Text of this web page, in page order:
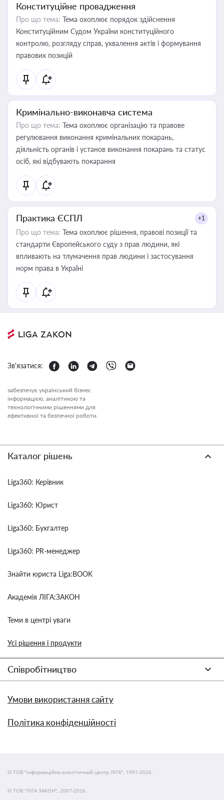
Конституційне провадження
Про що тема: Тема охоплює порядок здійснення
Конституційним Судом України конституційного
контролю, розгляду справ, ухвалення актів і формування
правових позицій
Кримінально-виконавча система
Про що тема: Тема охоплює організацію та правове
регулювання виконання кримінальних покарань,
діяльність органів і установ виконання покарань та статус
осіб, які відбувають покарання
Практика ЄСПЛ +1
Про що тема: Тема охоплює рішення, правові позиції та
стандарти Європейського суду з прав людини, які
впливають на тлумачення прав людини і застосування
норм права в Україні
Зв'язатися:
забезпечує український бізнес
інформацією, аналітикою та
технологічними рішеннями для
ефективної та безпечної роботи.
Каталог рішень
Liga360: Керівник
Liga360: Юрист
Liga360: Бухгалтер
Liga360: PR-менеджер
Знайти юриста Liga:BOOK
Академія ЛІГА:ЗАКОН
Теми в центрі уваги
Усі рішення і продукти
Співробітництво
Умови використання сайту
Політика конфіденційності
© ТОВ "інформаційно-аналітичний центр ЛІГА", 1991-2026.
© ТОВ "ЛІГА ЗАКОН", 2007-2026.